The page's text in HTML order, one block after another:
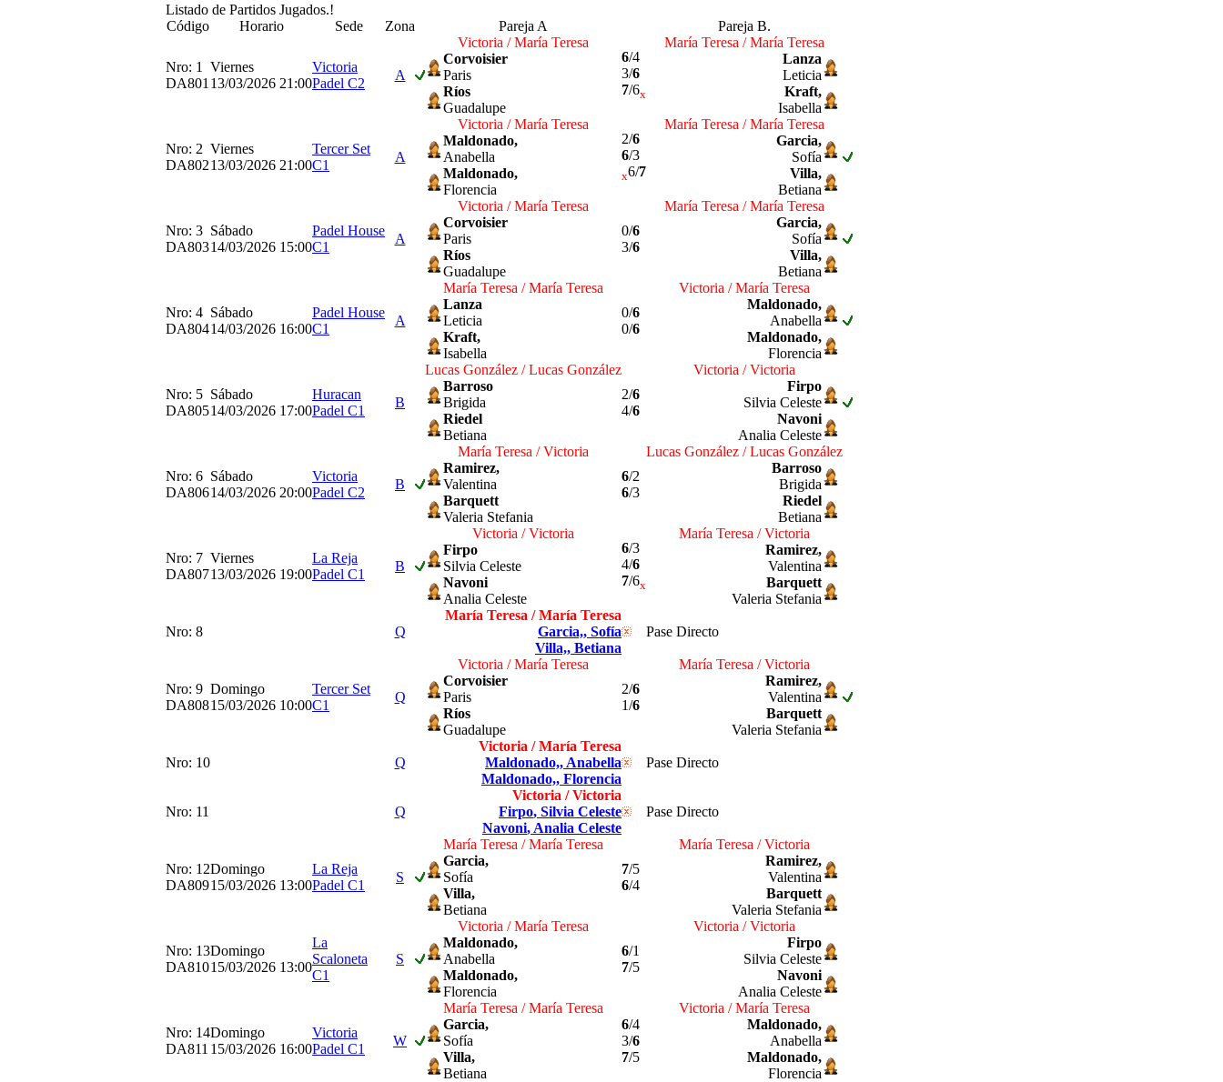
Listado de Partidos Jugados.!
Código
Horario Sede Zona Pareja A Pareja B.
Nro: 1
DA801
Viernes
13/03/2026 21:00
Victoria
Padel C2
A
Victoria / María Teresa
Corvoisier
Paris
Ríos
Guadalupe
6/4
3/6
7/6x
María Teresa / María Teresa
Lanza
Leticia
Kraft,
Isabella
Nro: 2
DA802
Viernes
13/03/2026 21:00
Tercer Set
C1
A
Victoria / María Teresa
Maldonado,
Anabella
Maldonado,
Florencia
2/6
6/3
x6/7
María Teresa / María Teresa
Garcia,
Sofía
Villa,
Betiana
Nro: 3
DA803
Sábado
14/03/2026 15:00
Padel House
C1
A
Victoria / María Teresa
Corvoisier
Paris
Ríos
Guadalupe
0/6
3/6
María Teresa / María Teresa
Garcia,
Sofía
Villa,
Betiana
Nro: 4
DA804
Sábado
14/03/2026 16:00
Padel House
C1
A
María Teresa / María Teresa
Lanza
Leticia
Kraft,
Isabella
0/6
0/6
Victoria / María Teresa
Maldonado,
Anabella
Maldonado,
Florencia
Nro: 5
DA805
Sábado
14/03/2026 17:00
Huracan
Padel C1
B
Lucas González / Lucas González
Barroso
Brigida
Riedel
Betiana
2/6
4/6
Victoria / Victoria
Firpo
Silvia Celeste
Navoni
Analia Celeste
Nro: 6
DA806
Sábado
14/03/2026 20:00
Victoria
Padel C2
B
María Teresa / Victoria
Ramirez,
Valentina
Barquett
Valeria Stefania
6/2
6/3
Lucas González / Lucas González
Barroso
Brigida
Riedel
Betiana
Nro: 7
DA807
Viernes
13/03/2026 19:00
La Reja
Padel C1
B
Victoria / Victoria
Firpo
Silvia Celeste
Navoni
Analia Celeste
6/3
4/6
7/6x
María Teresa / Victoria
Ramirez,
Valentina
Barquett
Valeria Stefania
Nro: 8 Q
María Teresa / María Teresa
Garcia,, Sofía
Villa,, Betiana
Pase Directo
Nro: 9
DA808
Domingo
15/03/2026 10:00
Tercer Set
C1
Q
Victoria / María Teresa
Corvoisier
Paris
Ríos
Guadalupe
2/6
1/6
María Teresa / Victoria
Ramirez,
Valentina
Barquett
Valeria Stefania
Nro: 10 Q
Victoria / María Teresa
Maldonado,, Anabella
Maldonado,, Florencia
Pase Directo
Nro: 11 Q
Victoria / Victoria
Firpo, Silvia Celeste
Navoni, Analia Celeste
Pase Directo
Nro: 12
DA809
Domingo
15/03/2026 13:00
La Reja
Padel C1
S
María Teresa / María Teresa
Garcia,
Sofía
Villa,
Betiana
7/5
6/4
María Teresa / Victoria
Ramirez,
Valentina
Barquett
Valeria Stefania
Nro: 13
DA810
Domingo
15/03/2026 13:00
La
Scaloneta
C1
S
Victoria / María Teresa
Maldonado,
Anabella
Maldonado,
Florencia
6/1
7/5
Victoria / Victoria
Firpo
Silvia Celeste
Navoni
Analia Celeste
Nro: 14
DA811
Domingo
15/03/2026 16:00
Victoria
Padel C1
W
María Teresa / María Teresa
Garcia,
Sofía
Villa,
Betiana
6/4
3/6
7/5
Victoria / María Teresa
Maldonado,
Anabella
Maldonado,
Florencia